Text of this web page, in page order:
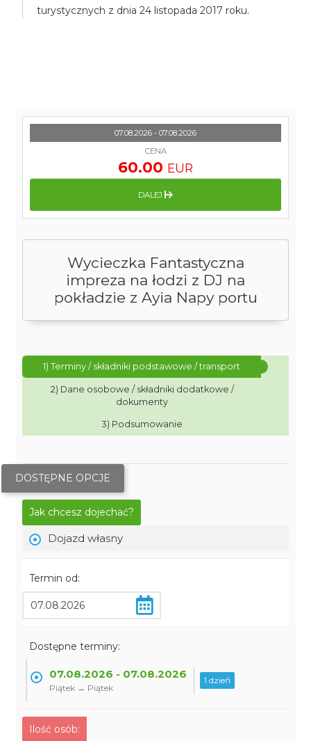
turystycznych z dnia 24 listopada 2017 roku.
Wycieczka Fantastyczna
impreza na łodzi z DJ na
pokładzie z Ayia Napy portu
1) Terminy / składniki podstawowe / transport
2) Dane osobowe / składniki dodatkowe /
dokumenty
3) Podsumowanie
DOSTĘPNE OPCJE
Jak chcesz dojechać?
Dojazd własny
Termin od:
Dostępne terminy:
07.08.2026 - 07.08.2026
Piątek → Piątek
1 dzień
Ilość osób:
07.08.2026 - 07.08.2026
CENA
60.00 EUR
DALEJ